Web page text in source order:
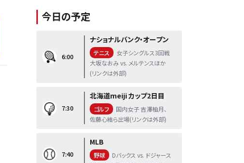
今日の予定
6:00
ナショナルバンク・オープン
テニス
女子シングルス3回戦
大坂なおみ vs. メルテンスほか
(リンクは外部)
7:30
北海道meiji カップ2日目
ゴルフ
国内女子 吉澤柚月、
佐藤心結ら出場(リンクは外部)
7:40
MLB
野球
Dバックス vs. ドジャース